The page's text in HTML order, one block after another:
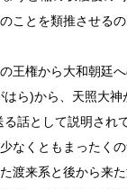
ことを類推させるの
王権から大和朝廷
ら)から、天照大神
話として説明され
なくともまったく
渡来系と後から来